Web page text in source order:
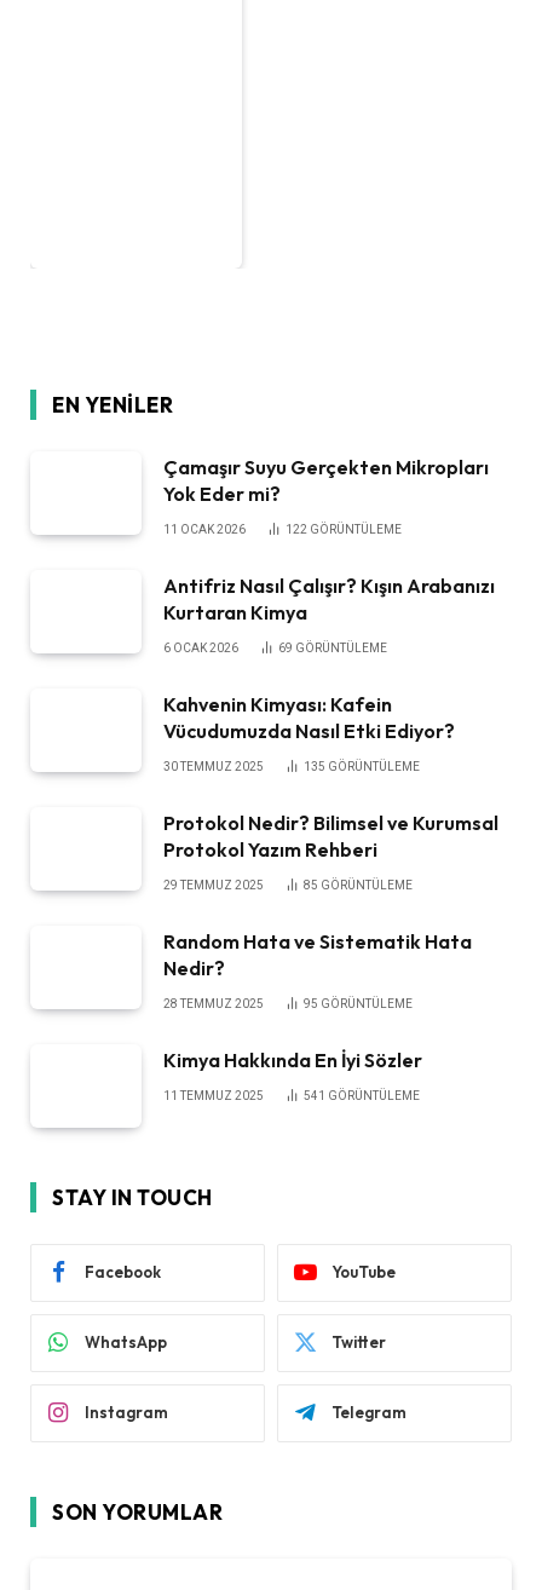
EN YENILER
Çamaşır Suyu Gerçekten Mikropları
Yok Eder mi?
11 OCAK 2026 122 GÖRÜNTÜLEME
Antifriz Nasıl Çalışır? Kışın Arabanızı
Kurtaran Kimya
6 OCAK 2026 69 GÖRÜNTÜLEME
Kahvenin Kimyası: Kafein
Vücudumuzda Nasıl Etki Ediyor?
30 TEMMUZ 2025 135 GÖRÜNTÜLEME
Protokol Nedir? Bilimsel ve Kurumsal
Protokol Yazım Rehberi
29 TEMMUZ 2025 85 GÖRÜNTÜLEME
Random Hata ve Sistematik Hata
Nedir?
28 TEMMUZ 2025 95 GÖRÜNTÜLEME
Kimya Hakkında En İyi Sözler
11 TEMMUZ 2025 541 GÖRÜNTÜLEME
STAY IN TOUCH
Facebook YouTube
WhatsApp Twitter
Instagram Telegram
SON YORUMLAR